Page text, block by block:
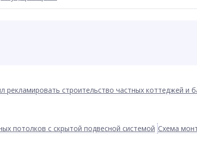
рекламировать строительство частных коттеджей и
потолков с скрытой подвесной системой Схема